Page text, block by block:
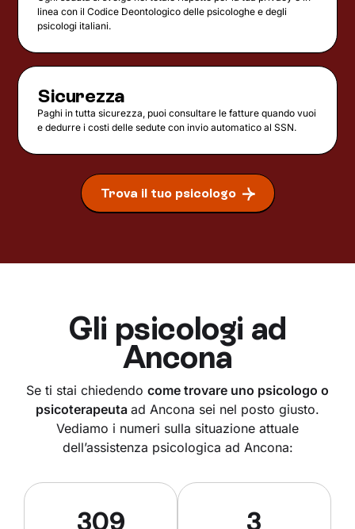
linea con il Codice Deontologico delle psicologhe e degli
psicologi italiani.
Sicurezza
Paghi in tutta sicurezza, puoi consultare le fatture quando vuoi
e dedurre i costi delle sedute con invio automatico al SSN.
Trova il tuo psicologo
Gli psicologi ad
Ancona
Se ti stai chiedendo come trovare uno psicologo o
psicoterapeuta ad Ancona sei nel posto giusto.
Vediamo i numeri sulla situazione attuale
dell’assistenza psicologica ad Ancona:
309 3